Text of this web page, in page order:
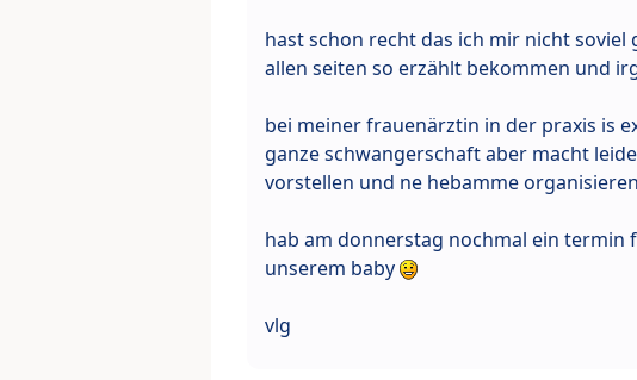
hast schon recht das ich mir nicht
allen seiten so erzählt bekommen und
bei meiner frauenärztin in der praxis is
ganze schwangerschaft aber macht
vorstellen und ne hebamme
hab am donnerstag nochmal ein termin
unserem baby
vlg